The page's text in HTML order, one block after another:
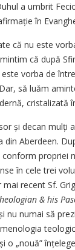
a umbrit
în
că nu este
că după
vorba de
să luăm
cristalizată
și decan mulți
din Aberdeen.
propriei
în cele trei
recent Sf.
& his
nu numai să
o „nouă”